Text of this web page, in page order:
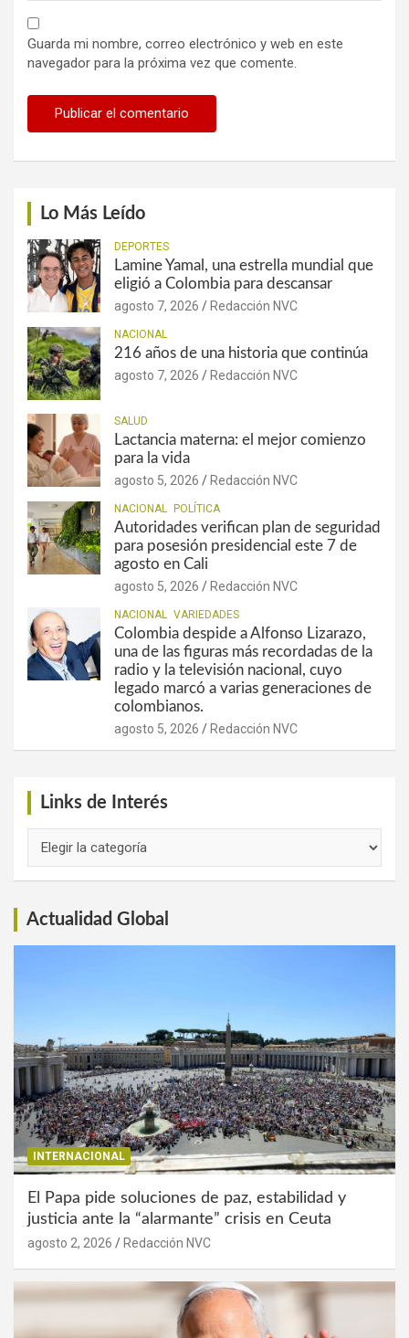
Guarda mi nombre, correo electrónico y web en este
navegador para la próxima vez que comente.
Lo Más Leído
DEPORTES
Lamine Yamal, una estrella mundial que
eligió a Colombia para descansar
agosto 7, 2026 Redacción NVC
NACIONAL
216 años de una historia que continúa
agosto 7, 2026 Redacción NVC
SALUD
Lactancia materna: el mejor comienzo
para la vida
agosto 5, 2026 Redacción NVC
NACIONAL POLÍTICA
Autoridades verifican plan de seguridad
para posesión presidencial este 7 de
agosto en Cali
agosto 5, 2026 Redacción NVC
NACIONAL VARIEDADES
Colombia despide a Alfonso Lizarazo,
una de las figuras más recordadas de la
radio y la televisión nacional, cuyo
legado marcó a varias generaciones de
colombianos.
agosto 5, 2026 Redacción NVC
Links de Interés
Actualidad Global
INTERNACIONAL
El Papa pide soluciones de paz, estabilidad y
justicia ante la “alarmante” crisis en Ceuta
agosto 2, 2026 Redacción NVC